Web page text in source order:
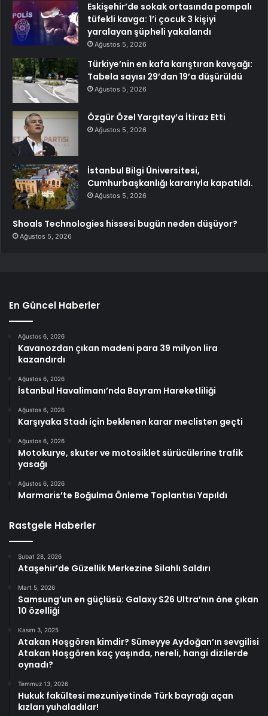
Eskişehir’de sokak ortasında pompalı
tüfekli kavga: 1’i çocuk 3 kişiyi
yaralayan şüpheli yakalandı
Ağustos 5, 2026
Türkiye’nin en kafa karıştıran kavşağı:
Tabela sayısı 29’dan 19’a düşürüldü
Ağustos 5, 2026
Özgür Özel Yargıtay’a İtiraz Etti
Ağustos 5, 2026
İstanbul Bilgi Üniversitesi,
Cumhurbaşkanlığı kararıyla kapatıldı.
Ağustos 5, 2026
Shoals Technologies hissesi bugün neden düşüyor?
Ağustos 5, 2026
En Güncel Haberler
Ağustos 6, 2026
Kavanozdan çıkan madeni para 39 milyon lira
kazandırdı
Ağustos 6, 2026
İstanbul Havalimanı’nda Bayram Hareketliliği
Ağustos 6, 2026
Karşıyaka Stadı için beklenen karar meclisten geçti
Ağustos 6, 2026
Motokurye, skuter ve motosiklet sürücülerine trafik
yasağı
Ağustos 6, 2026
Marmaris’te Boğulma Önleme Toplantısı Yapıldı
Rastgele Haberler
Şubat 28, 2026
Ataşehir’de Güzellik Merkezine Silahlı Saldırı
Mart 5, 2026
Samsung’un en güçlüsü: Galaxy S26 Ultra’nın öne çıkan
10 özelliği
Kasım 3, 2025
Atakan Hoşgören kimdir? Sümeyye Aydoğan’ın sevgilisi
Atakan Hoşgören kaç yaşında, nereli, hangi dizilerde
oynadı?
Temmuz 13, 2026
Hukuk fakültesi mezuniyetinde Türk bayrağı açan
kızları yuhaladılar!